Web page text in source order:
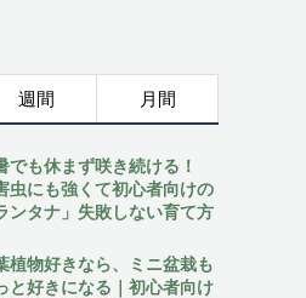
週間 月間
でも休まず咲き続ける！
虫にも強くて初心者向けの
ンタナ」失敗しない育て方
植物好きなら、ミニ盆栽も
と好きになる｜初心者向け